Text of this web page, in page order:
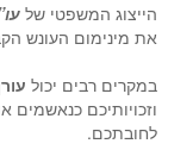
הייצוג המשפטי של
את מינימום העונש
במקרים רבים יכול
וזכויותיכם
לחובתכם.